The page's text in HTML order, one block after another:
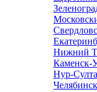
Нижний
Каменск-
Нур-